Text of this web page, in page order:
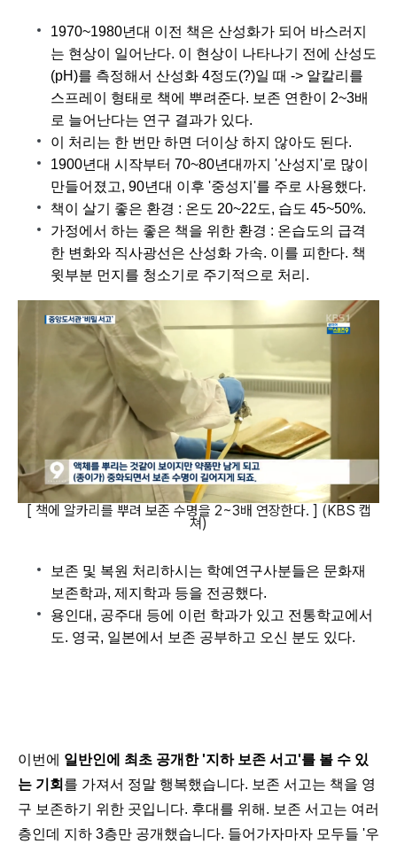
1970~1980년대 이전 책은 산성화가 되어 바스러지
는 현상이 일어난다. 이 현상이 나타나기 전에 산성도
(pH)를 측정해서 산성화 4정도(?)일 때 -> 알칼리를
스프레이 형태로 책에 뿌려준다. 보존 연한이 2~3배
로 늘어난다는 연구 결과가 있다.
이 처리는 한 번만 하면 더이상 하지 않아도 된다.
1900년대 시작부터 70~80년대까지 '산성지'로 많이
만들어졌고, 90년대 이후 '중성지'를 주로 사용했다.
책이 살기 좋은 환경 : 온도 20~22도, 습도 45~50%.
가정에서 하는 좋은 책을 위한 환경 : 온습도의 급격
한 변화와 직사광선은 산성화 가속. 이를 피한다. 책
윗부분 먼지를 청소기로 주기적으로 처리.
[ 책에 알카리를 뿌려 보존 수명을 2~3배 연장한다. ] (KBS 캡
쳐)
보존 및 복원 처리하시는 학예연구사분들은 문화재
보존학과, 제지학과 등을 전공했다.
용인대, 공주대 등에 이런 학과가 있고 전통학교에서
도. 영국, 일본에서 보존 공부하고 오신 분도 있다.
이번에 일반인에 최초 공개한 '지하 보존 서고'를 볼 수 있
는 기회 를 가져서 정말 행복했습니다. 보존 서고는 책을 영
구 보존하기 위한 곳입니다. 후대를 위해. 보존 서고는 여러
층인데 지하 3층만 공개했습니다. 들어가자마자 모두들 '우